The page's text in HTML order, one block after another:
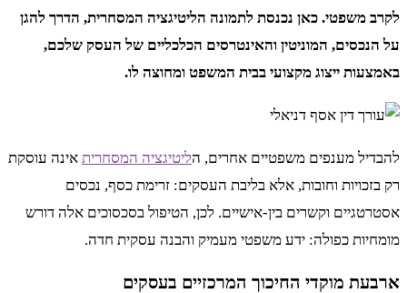
לקרב משפטי. כאן נכנסת לתמונה הליטיגציה המסחרית, הדרך להגן
על הנכסים, המוניטין והאינטרסים הכלכליים של העסק שלכם,
באמצעות ייצוג מקצועי בבית המשפט ומחוצה לו.
להבדיל מענפים משפטיים אחרים, הליטיגציה המסחרית אינה עוסקת
רק בזכויות וחובות, אלא בליבת העסקים: זרימת כסף, נכסים
אסטרטגיים וקשרים בין-אישיים. לכן, הטיפול בסכסוכים אלה דורש
מומחיות כפולה: ידע משפטי מעמיק והבנה עסקית חדה.
ארבעת מוקדי החיכוך המרכזיים בעסקים